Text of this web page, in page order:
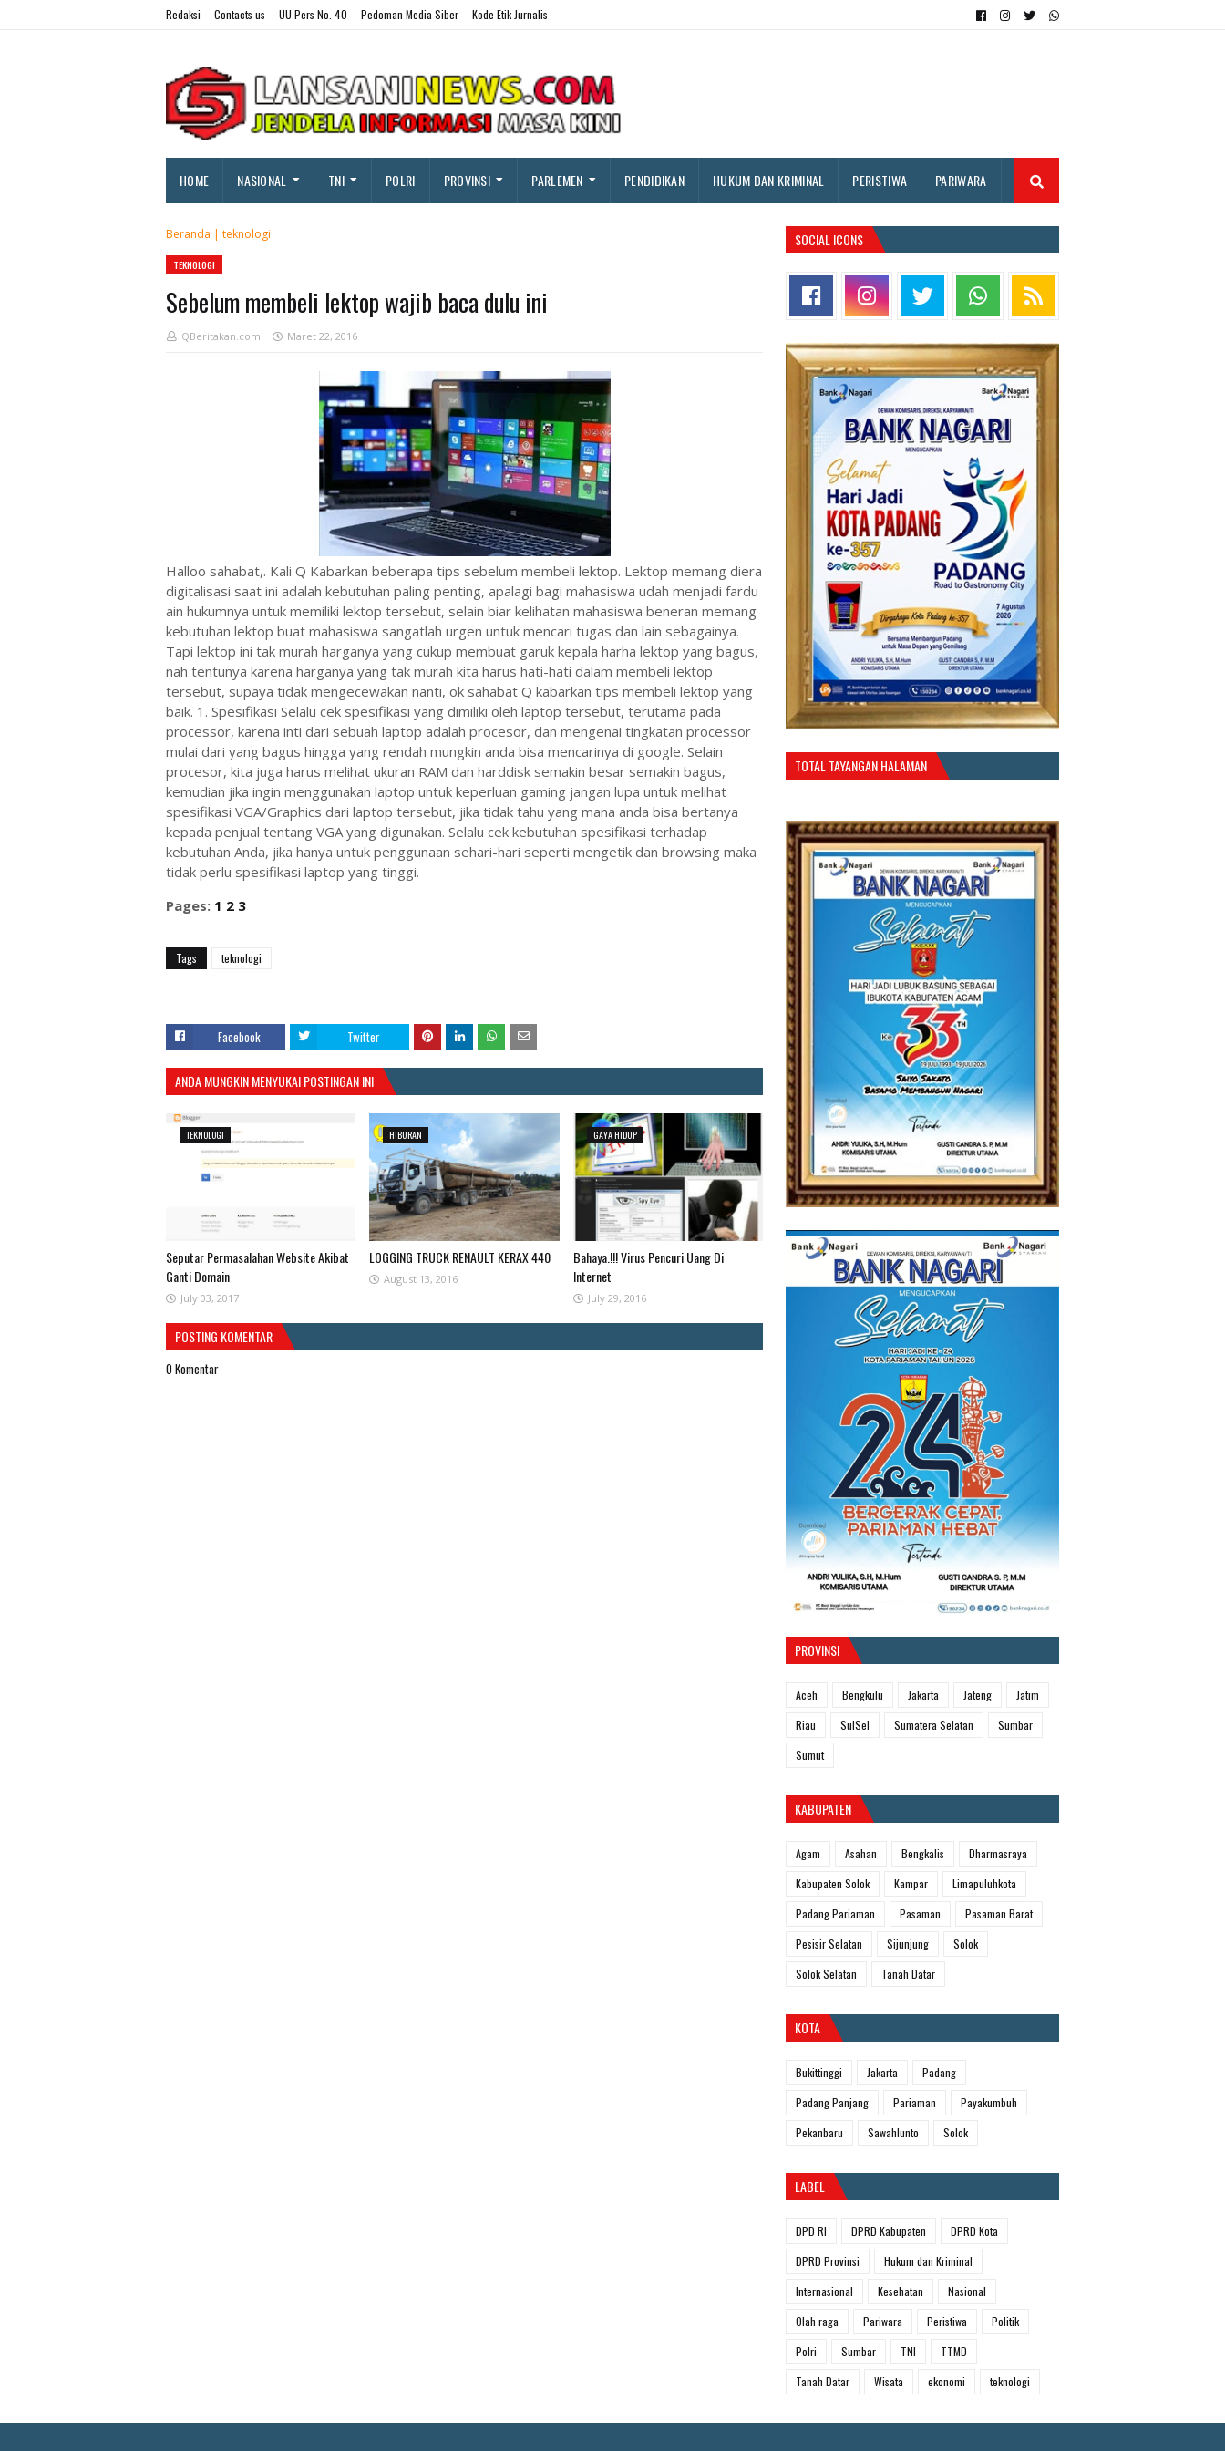
Redaksi Contacts us UU Pers No. 40 Pedoman Media Siber Kode Etik Jurnalis
HOME NASIONAL TNI POLRI PROVINSI PARLEMEN PENDIDIKAN HUKUM DAN KRIMINAL PERISTIWA PARIWARA
Beranda | teknologi
TEKNOLOGI
Sebelum membeli lektop wajib baca dulu ini
QBeritakan.com Maret 22, 2016
Halloo sahabat,. Kali Q Kabarkan beberapa tips sebelum membeli lektop. Lektop memang diera
digitalisasi saat ini adalah kebutuhan paling penting, apalagi bagi mahasiswa udah menjadi fardu
ain hukumnya untuk memiliki lektop tersebut, selain biar kelihatan mahasiswa beneran memang
kebutuhan lektop buat mahasiswa sangatlah urgen untuk mencari tugas dan lain sebagainya.
Tapi lektop ini tak murah harganya yang cukup membuat garuk kepala harha lektop yang bagus,
nah tentunya karena harganya yang tak murah kita harus hati-hati dalam membeli lektop
tersebut, supaya tidak mengecewakan nanti, ok sahabat Q kabarkan tips membeli lektop yang
baik. 1. Spesifikasi Selalu cek spesifikasi yang dimiliki oleh laptop tersebut, terutama pada
processor, karena inti dari sebuah laptop adalah procesor, dan mengenai tingkatan processor
mulai dari yang bagus hingga yang rendah mungkin anda bisa mencarinya di google. Selain
procesor, kita juga harus melihat ukuran RAM dan harddisk semakin besar semakin bagus,
kemudian jika ingin menggunakan laptop untuk keperluan gaming jangan lupa untuk melihat
spesifikasi VGA/Graphics dari laptop tersebut, jika tidak tahu yang mana anda bisa bertanya
kepada penjual tentang VGA yang digunakan. Selalu cek kebutuhan spesifikasi terhadap
kebutuhan Anda, jika hanya untuk penggunaan sehari-hari seperti mengetik dan browsing maka
tidak perlu spesifikasi laptop yang tinggi.
Pages: 1 2 3
Tags teknologi
Facebook Twitter
ANDA MUNGKIN MENYUKAI POSTINGAN INI
TEKNOLOGI
Seputar Permasalahan Website Akibat
Ganti Domain
July 03, 2017
HIBURAN
LOGGING TRUCK RENAULT KERAX 440
August 13, 2016
GAYA HIDUP
Bahaya.!!! Virus Pencuri Uang Di
Internet
July 29, 2016
POSTING KOMENTAR
0 Komentar
SOCIAL ICONS
TOTAL TAYANGAN HALAMAN
PROVINSI
Aceh Bengkulu Jakarta Jateng
Jatim
Riau
SulSel Sumatera Selatan
Sumbar
Sumut
KABUPATEN
Agam Asahan Bengkalis
Dharmasraya
Kabupaten Solok
Kampar
Limapuluhkota
Padang Pariaman
Pasaman
Pasaman Barat
Pesisir Selatan
Sijunjung
Solok
Solok Selatan
Tanah Datar
KOTA
Bukittinggi Jakarta
Padang
Padang Panjang
Pariaman
Payakumbuh
Pekanbaru
Sawahlunto Solok
LABEL
DPD RI DPRD Kabupaten
DPRD Kota
DPRD Provinsi
Hukum dan Kriminal
Internasional
Kesehatan
Nasional
Olah raga
Pariwara Peristiwa
Politik
Polri
Sumbar TNI
TTMD
Tanah Datar
Wisata ekonomi teknologi